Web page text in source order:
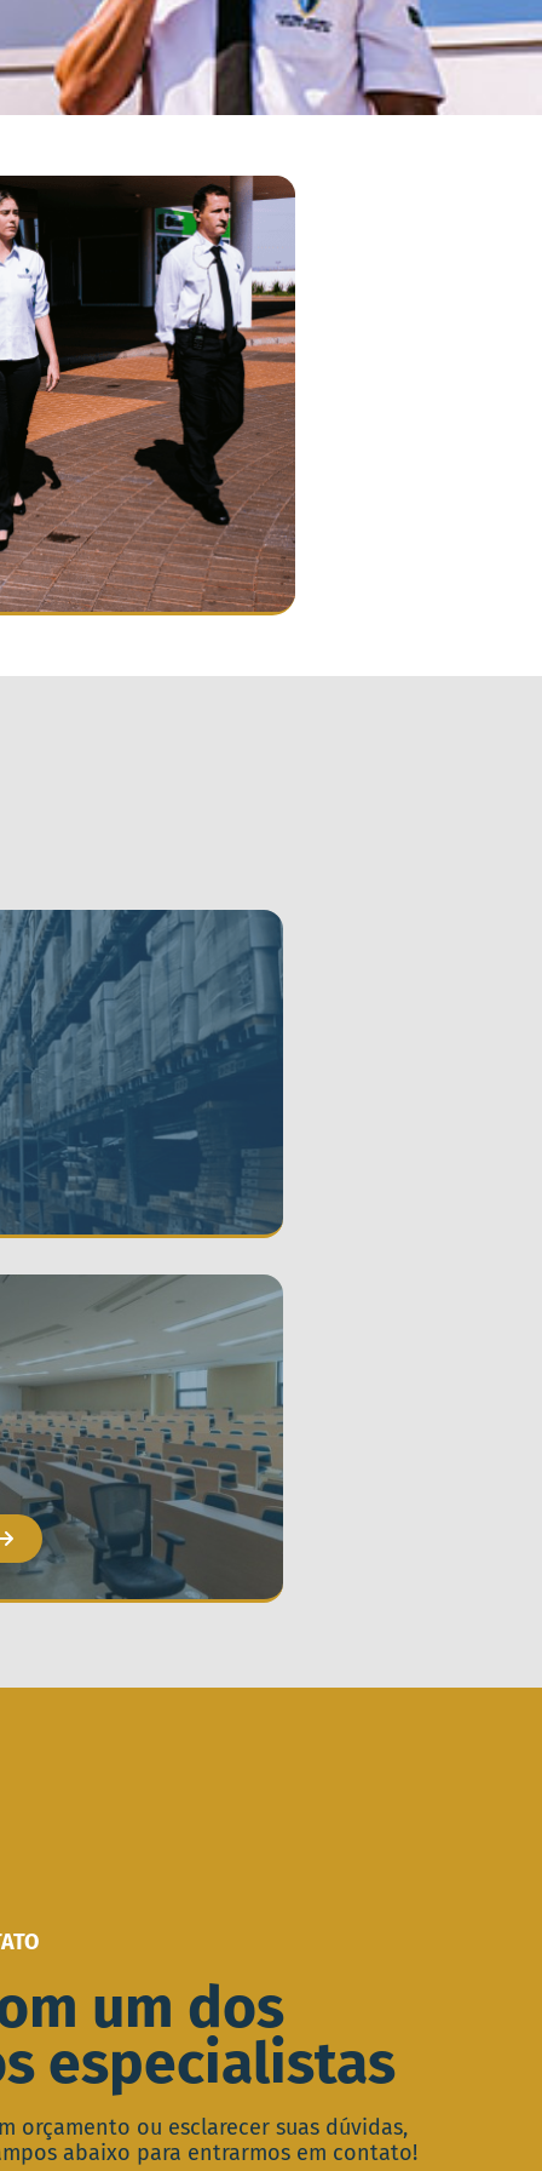
um dos
especialistas
orçamento ou esclarecer suas dúvidas,
abaixo para entrarmos em contato!